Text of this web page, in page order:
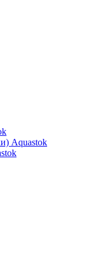
Aquastok